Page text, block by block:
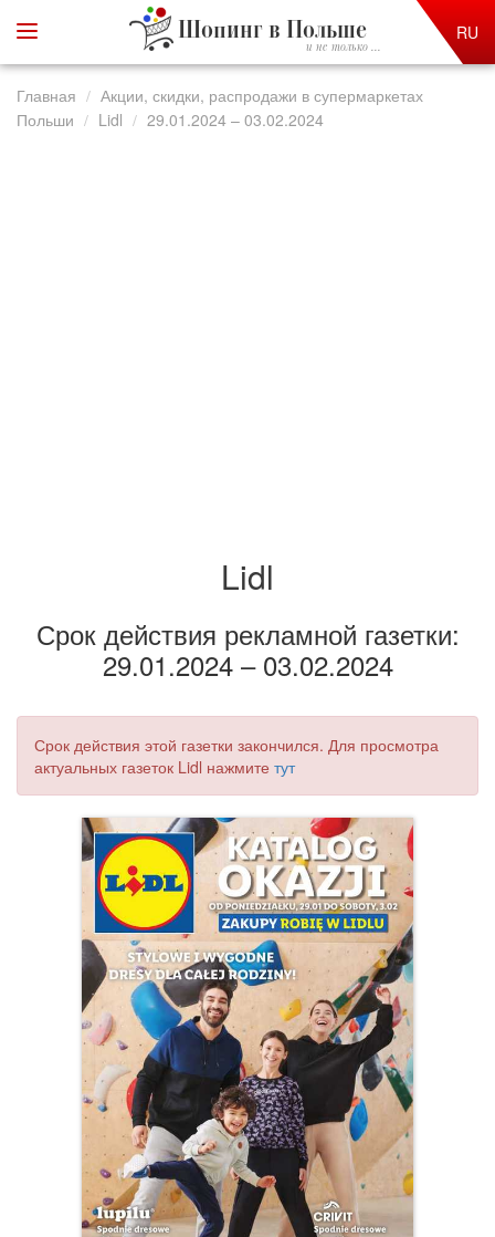
Шопинг в Польше
и не только ...
RU
Главная
Акции, скидки, распродажи в супермаркетах
Польши
Lidl 29.01.2024 – 03.02.2024
Lidl
Срок действия рекламной газетки:
29.01.2024 – 03.02.2024
Срок действия этой газетки закончился. Для просмотра
актуальных газеток Lidl нажмите тут